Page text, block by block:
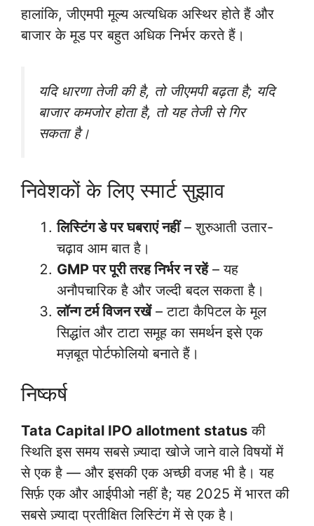
हालांकि, जीएमपी मूल्य अत्यधिक अस्थिर होते हैं और
बाजार के मूड पर बहुत अधिक निर्भर करते हैं।
यदि धारणा तेजी की है, तो जीएमपी बढ़ता है; यदि
बाजार कमजोर होता है, तो यह तेजी से गिर
सकता है।
निवेशकों के लिए स्मार्ट सुझाव
लिस्टिंग डे पर घबराएं नहीं– शुरुआती उतार-
चढ़ाव आम बात है।
GMP पर पूरी तरह निर्भर न रहें– यह
अनौपचारिक है और जल्दी बदल सकता है।
लॉन्ग टर्म विजन रखें– टाटा कैपिटल के मूल
सिद्धांत और टाटा समूह का समर्थन इसे एक
मज़बूत पोर्टफोलियो बनाते हैं।
निष्कर्ष
Tata Capital IPO allotment status की
स्थिति इस समय सबसे ज़्यादा खोजे जाने वाले विषयों में
से एक है — और इसकी एक अच्छी वजह भी है। यह
सिर्फ़ एक और आईपीओ नहीं है; यह 2025 में भारत की
सबसे ज़्यादा प्रतीक्षित लिस्टिंग में से एक है।